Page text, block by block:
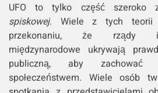
UFO to tylko część szeroko
spiskowej. Wiele z tych teorii
przekonaniu, że rządy i
międzynarodowe ukrywają
publiczną, aby zachować
społeczeństwem. Wiele osób